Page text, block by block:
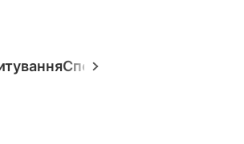
Спецпроєкти